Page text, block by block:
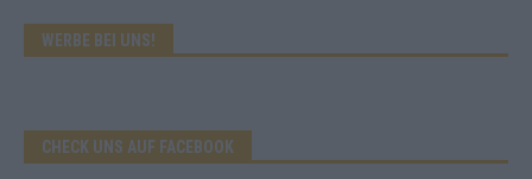
WERBE BEI UNS!
CHECK UNS AUF FACEBOOK